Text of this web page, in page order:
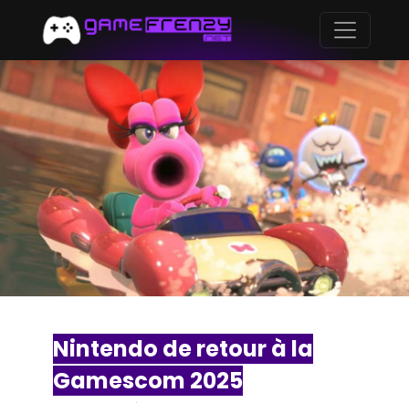
Nintendo de retour à la
Gamescom 2025